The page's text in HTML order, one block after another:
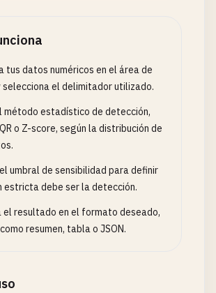
tus datos numéricos en el área de
el delimitador utilizado.
método estadístico de detección,
o Z-score, según la distribución de
umbral de sensibilidad para definir
estricta debe ser la detección.
el resultado en el formato deseado,
resumen, tabla o JSON.